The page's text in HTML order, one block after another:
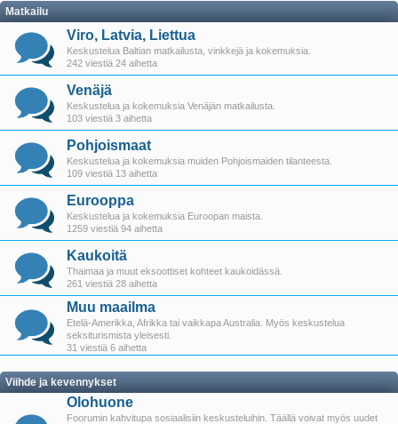
Matkailu
Viro, Latvia, Liettua
Keskustelua Baltian matkailusta, vinkkejä ja kokemuksia.
242 viestiä 24 aihetta
Venäjä
Keskustelua ja kokemuksia Venäjän matkailusta.
103 viestiä 3 aihetta
Pohjoismaat
Keskustelua ja kokemuksia muiden Pohjoismaiden tilanteesta.
109 viestiä 13 aihetta
Eurooppa
Keskustelua ja kokemuksia Euroopan maista.
1259 viestiä 94 aihetta
Kaukoitä
Thaimaa ja muut eksoottiset kohteet kaukoidässä.
261 viestiä 28 aihetta
Muu maailma
Etelä-Amerikka, Afrikka tai vaikkapa Australia. Myös keskustelua
seksiturismista yleisesti.
31 viestiä 6 aihetta
Viihde ja kevennykset
Olohuone
Foorumin kahvitupa sosiaalisiin keskusteluihin. Täällä voivat myös uudet